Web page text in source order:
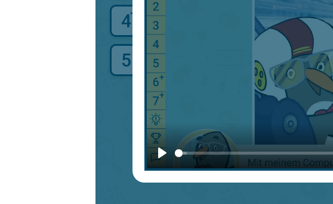
Video
starten
4 Die eigene E-Mail-Adresse
5 Unerwünschte Post: Spam & Viren